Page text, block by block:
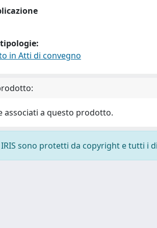
in Atti di convegno
associati a questo prodotto.
sono protetti da copyright e tutti i